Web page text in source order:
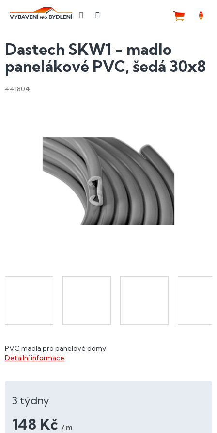
Dastech SKW1 - madlo
panelákové PVC, šedá 30x8
441804
3 týdny
148 Kč / m
PVC madla pro panelové domy
Detailní informace